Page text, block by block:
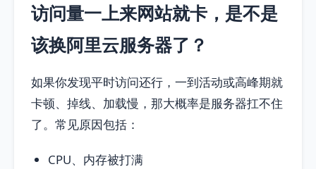
访问量一上来网站就卡，是不是
该换阿里云服务器了？
如果你发现平时访问还行，一到活动或高峰期就
卡顿、掉线、加载慢，那大概率是服务器扛不住
了。常见原因包括：
CPU、内存被打满